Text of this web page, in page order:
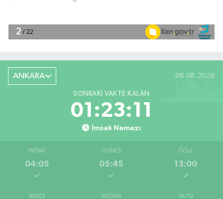
ANKARA 06.08.2026
SONRAKI VAKTE KALAN
01:23:10
İmsak Namazı
İMSAK
04:05
GÜNEŞ
05:45
ÖĞLE
13:00
İKINDI AKŞAM YATSI